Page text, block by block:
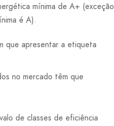
mínima de A+ (exceção
é A).
que apresentar a etiqueta
no mercado têm que
de classes de eficiência